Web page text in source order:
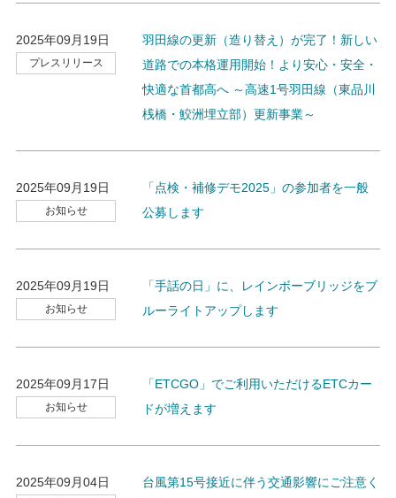
2025年09月19日
プレスリリース
羽田線の更新（造り替え）が完了！新しい
道路での本格運用開始！より安心・安全・
快適な首都高へ ～高速1号羽田線（東品川
桟橋・鮫洲埋立部）更新事業～
2025年09月19日
お知らせ
「点検・補修デモ2025」の参加者を一般
公募します
2025年09月19日
お知らせ
「手話の日」に、レインボーブリッジをブ
ルーライトアップします
2025年09月17日
お知らせ
「ETCGO」でご利用いただけるETCカー
ドが増えます
2025年09月04日
台風第15号接近に伴う交通影響にご注意く